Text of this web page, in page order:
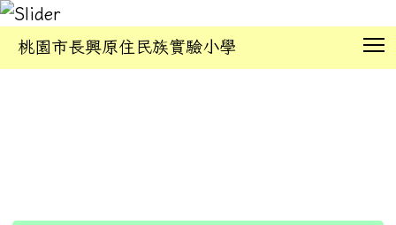
桃園市長興原住民族實驗小學